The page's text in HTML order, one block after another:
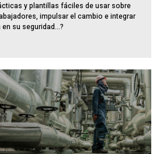
y plantillas fáciles de usar sobre
impulsar el cambio e integrar
su seguridad...?